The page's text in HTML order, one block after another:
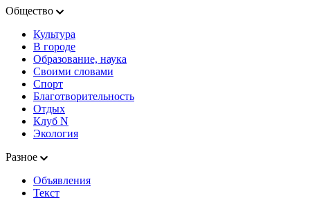
Общество
Культура
В городе
Образование, наука
Своими словами
Спорт
Благотворительность
Отдых
Клуб N
Экология
Разное
Объявления
Текст